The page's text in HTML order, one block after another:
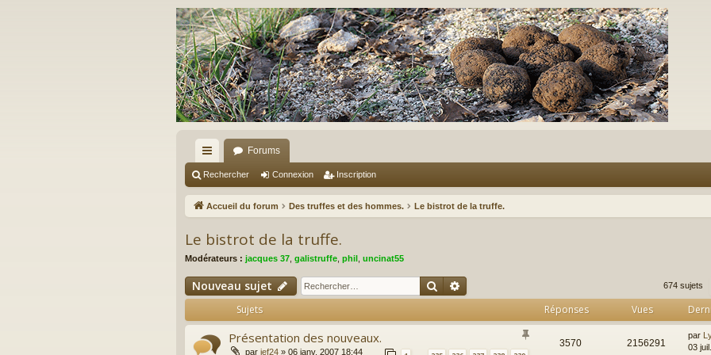
ac
co
ci
Forums
Rechercher Connexion Inscription
Accueil du forum Des truffes et des hommes. Le bistrot de la truffe.
Le bistrot de la truffe.
Modérateurs : jacques 37 galistruffe phil uncinat55
Nouveau sujet Rechercher 674 sujets
Sujets Réponses Vues
Présentation des nouveaux.
par jef24 » 06 janv. 2007 18:44
3570 2156291
par
03